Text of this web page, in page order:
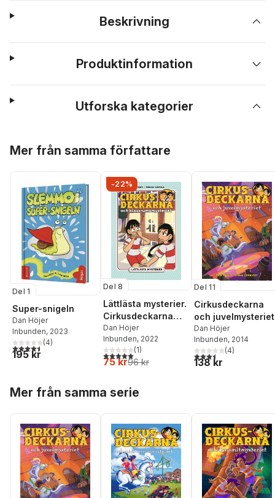
Beskrivning
Produktinformation
Utforska kategorier
Mer från samma författare
Del 1
Super-snigeln
Dan Höjer
Inbunden, 2023
4,5utav 5 stjärnor. Totalt antal röster:
(4)
195 kr
-22%
Del 8
Lättlästa mysterier.
Cirkusdeckarna
och
klassrumsmysteriet
Dan Höjer
Inbunden, 2022
5,0utav 5 stjärnor. Totalt antal röster:
(1)
75 kr96 kr
Del 11
Cirkusdeckarna
och juvelmysteriet
Dan Höjer
Inbunden, 2014
3,5utav 5 stjärnor.
(4)
138 kr
Mer från samma serie